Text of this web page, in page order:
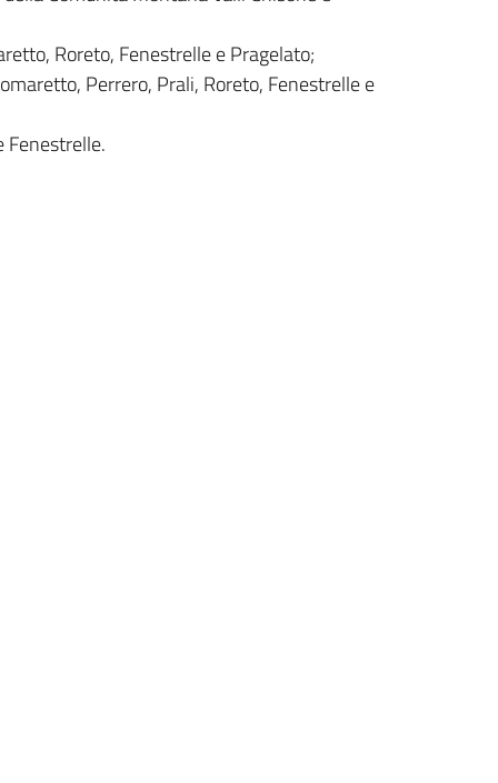
Roreto, Fenestrelle e Pragelato;
Perrero, Prali, Roreto, Fenestrelle e
Fenestrelle.